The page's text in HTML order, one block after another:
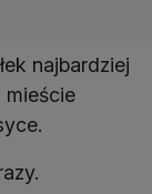
najbardziej
mieście